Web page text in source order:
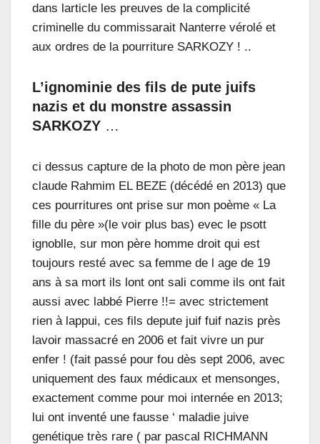
dans larticle les preuves de la complicité
criminelle du commissarait Nanterre vérolé et
aux ordres de la pourriture SARKOZY ! ..
L’ignominie des fils de pute juifs
nazis et du monstre assassin
SARKOZY …
ci dessus capture de la photo de mon père jean
claude Rahmim EL BEZE (décédé en 2013) que
ces pourritures ont prise sur mon poème « La
fille du père »(le voir plus bas) evec le psott
ignoblle, sur mon père homme droit qui est
toujours resté avec sa femme de l age de 19
ans à sa mort ils lont ont sali comme ils ont fait
aussi avec labbé Pierre !!= avec strictement
rien à lappui, ces fils depute juif fuif nazis près
lavoir massacré en 2006 et fait vivre un pur
enfer ! (fait passé pour fou dès sept 2006, avec
uniquement des faux médicaux et mensonges,
exactement comme pour moi internée en 2013;
lui ont inventé une fausse ‘ maladie juive
genétique très rare ( par pascal RICHMANN